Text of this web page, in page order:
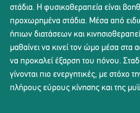
στάδια. Η φυσικοθεραπεία είναι
προχωρημένα στάδια. Μέσα από
ήπιων διατάσεων και
μαθαίνει να κινεί τον ώμο μέσα στα
να προκαλεί έξαρση του πόνου.
γίνονται πιο ενεργητικές, με στόχο
πλήρους εύρους κίνησης και της